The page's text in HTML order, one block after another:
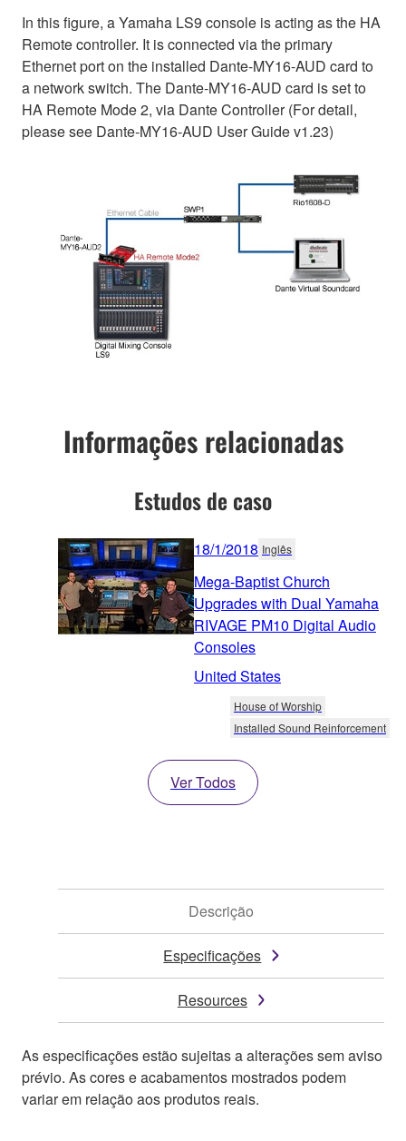
In this figure, a Yamaha LS9 console is acting as the HA
Remote controller. It is connected via the primary
Ethernet port on the installed Dante-MY16-AUD card to
a network switch. The Dante-MY16-AUD card is set to
HA Remote Mode 2, via Dante Controller (For detail,
please see Dante-MY16-AUD User Guide v1.23)
Informações relacionadas
Estudos de caso
18/1/2018 Inglês
Mega-Baptist Church
Upgrades with Dual Yamaha
RIVAGE PM10 Digital Audio
Consoles
United States
House of Worship
Installed Sound Reinforcement
Ver Todos
Descrição
Especificações
Resources
As especificações estão sujeitas a alterações sem aviso
prévio. As cores e acabamentos mostrados podem
variar em relação aos produtos reais.